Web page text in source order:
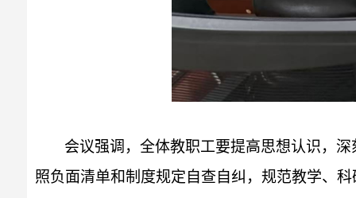
会议强调，全体教职工要提高思想认识，
照负面清单和制度规定自查自纠，规范教学、